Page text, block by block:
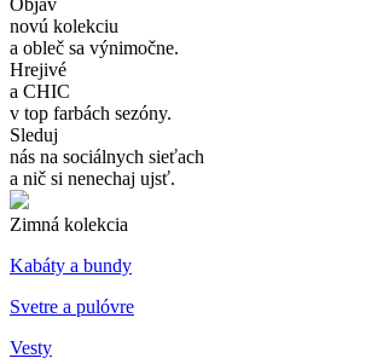
novú kolekciu
a obleč sa výnimočne.
Hrejivé
a CHIC
v top farbách sezóny.
Sleduj
nás na sociálnych sieťach
a nič si nenechaj ujsť.
Zimná kolekcia
Kabáty a bundy
Svetre a pulóvre
Vesty